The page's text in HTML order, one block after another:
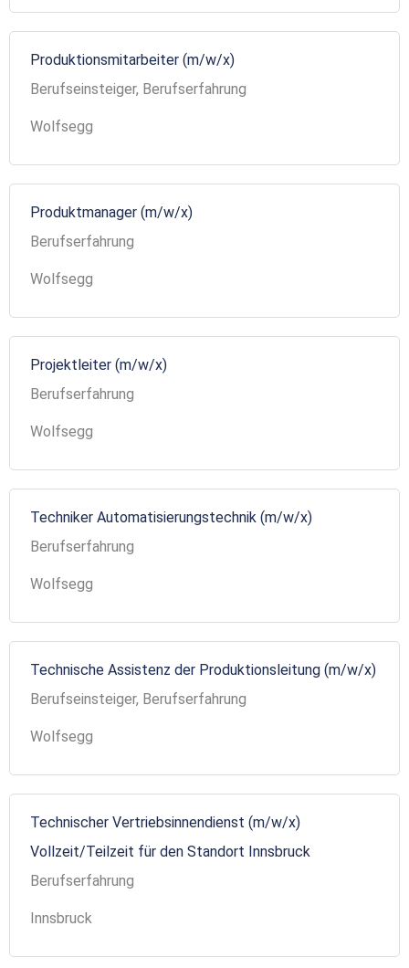
Produktionsmitarbeiter (m/w/x)
Berufseinsteiger, Berufserfahrung
Wolfsegg
Produktmanager (m/w/x)
Berufserfahrung
Wolfsegg
Projektleiter (m/w/x)
Berufserfahrung
Wolfsegg
Techniker Automatisierungstechnik (m/w/x)
Berufserfahrung
Wolfsegg
Technische Assistenz der Produktionsleitung (m/w/x)
Berufseinsteiger, Berufserfahrung
Wolfsegg
Technischer Vertriebsinnendienst (m/w/x)
Vollzeit/Teilzeit für den Standort Innsbruck
Berufserfahrung
Innsbruck